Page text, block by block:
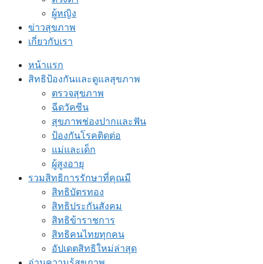
ผู้หญิง
ข่าวสุขภาพ
เกี่ยวกับเรา
หน้าแรก
สิทธิป้องกันและดูแลสุขภาพ
ตรวจสุขภาพ
ฉีดวัคซีน
สุขภาพช่องปากและฟัน
ป้องกันโรคติดต่อ
แม่และเด็ก
ผู้สูงอายุ
รวมสิทธิการรักษาที่คุณมี
สิทธิบัตรทอง
สิทธิประกันสังคม
สิทธิข้าราชการ
สิทธิคนไทยทุกคน
อัปเดตสิทธิใหม่ล่าสุด